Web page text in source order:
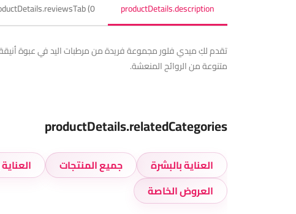
productDetails.description
(0)
تقدم لكِ ميدي فلور مجموعة فريدة من مرطبات اليد في عبوة
متنوعة من الروائح المنعشة.
productDetails.relatedCategories
العناية بالبشرة جميع المنتجات
العروض الخاصة